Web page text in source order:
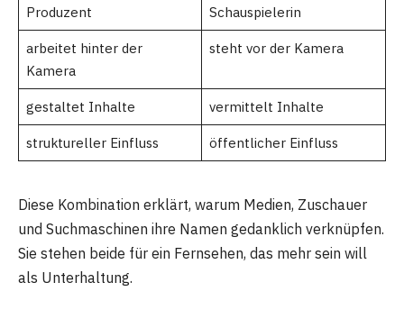
Produzent Schauspielerin
arbeitet hinter der
Kamera
steht vor der Kamera
gestaltet Inhalte vermittelt Inhalte
struktureller Einfluss öffentlicher Einfluss
Diese Kombination erklärt, warum Medien, Zuschauer
und Suchmaschinen ihre Namen gedanklich verknüpfen.
Sie stehen beide für ein Fernsehen, das mehr sein will
als Unterhaltung.